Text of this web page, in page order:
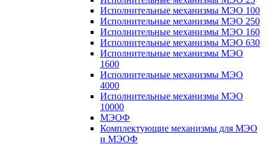
Исполнительные механизмы МЭО 100
Исполнительные механизмы МЭО 250
Исполнительные механизмы МЭО 160
Исполнительные механизмы МЭО 630
Исполнительные механизмы МЭО
1600
Исполнительные механизмы МЭО
4000
Исполнительные механизмы МЭО
10000
МЭОФ
Комплектующие механизмы для МЭО
и МЭОФ